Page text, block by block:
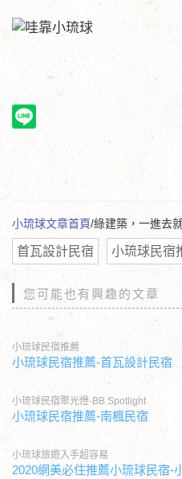
小琉球文章首頁/綠建築，一進去
首瓦設計民宿 小琉球民宿
您可能也有興趣的文章
小琉球民宿推薦
小琉球民宿推薦-首瓦設計民宿
小琉球民宿聚光燈-BB Spotlight
小琉球民宿推薦-南楓民宿
小琉球旅遊入手超容易
2020網美必住推薦小琉球民宿-